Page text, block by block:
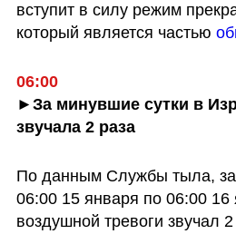
вступит в силу режим
который является частью
06:00
►За минувшие сутки в
звучала 2 раза
По данным Службы тыла, за
06:00 15 января по 06:00 16
воздушной тревоги звучал